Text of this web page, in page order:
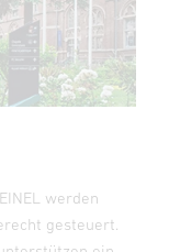
werden
gesteuert.